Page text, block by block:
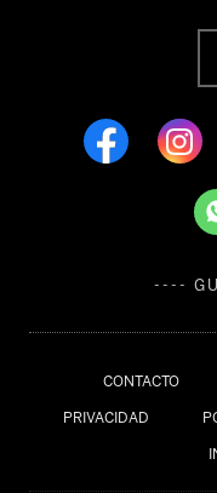
CONTACTO
PRIVACIDAD
----